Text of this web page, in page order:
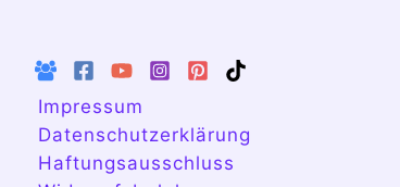
Impressum
Datenschutzerklärung
Haftungsausschluss